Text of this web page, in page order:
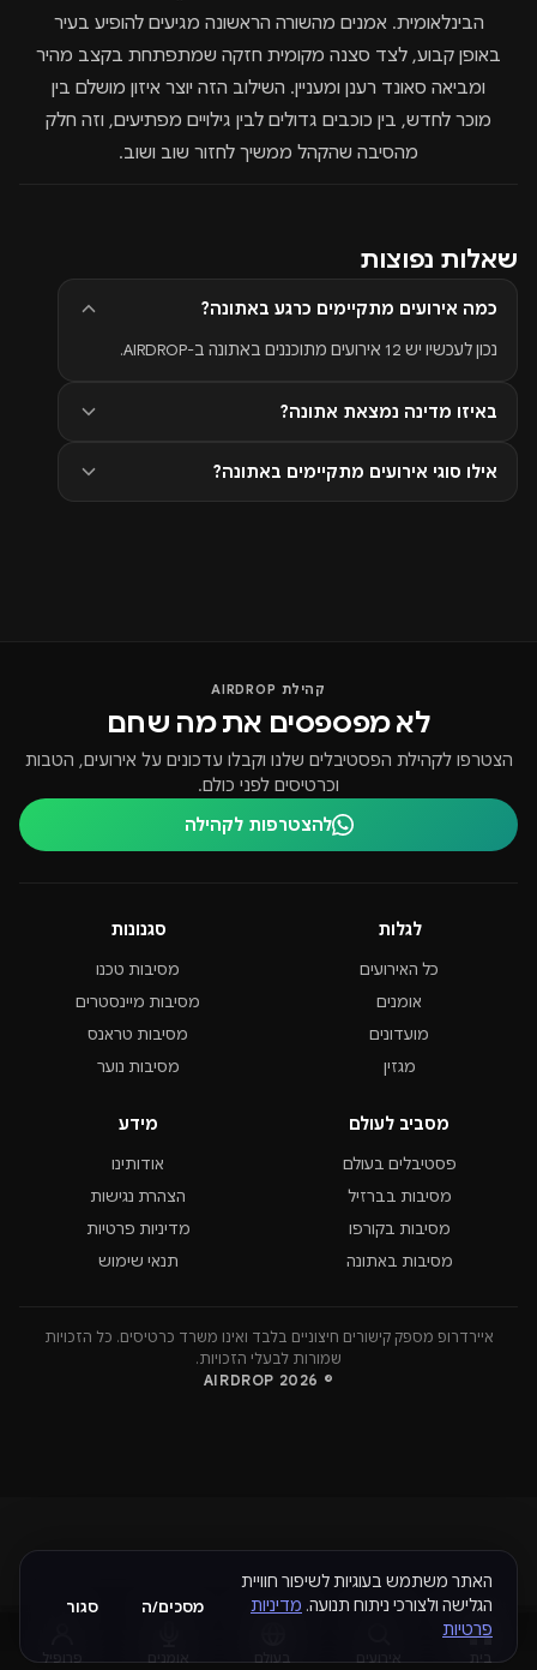
הבינלאומית. אמנים מהשורה הראשונה מגיעים להופיע בעיר
באופן קבוע, לצד סצנה מקומית חזקה שמתפתחת בקצב מהיר
ומביאה סאונד רענן ומעניין. השילוב הזה יוצר איזון מושלם בין
מוכר לחדש, בין כוכבים גדולים לבין גילויים מפתיעים, וזה חלק
מהסיבה שהקהל ממשיך לחזור שוב ושוב.
שאלות נפוצות
כמה אירועים מתקיימים כרגע באתונה?
נכון לעכשיו יש 12 אירועים מתוכננים באתונה ב-AIRDROP.
באיזו מדינה נמצאת אתונה?
אילו סוגי אירועים מתקיימים באתונה?
קהילת AIRDROP
לא מפספסים את מה שחם
הצטרפו לקהילת הפסטיבלים שלנו וקבלו עדכונים על אירועים, הטבות
וכרטיסים לפני כולם.
להצטרפות לקהילה
לגלות
כל האירועים
אומנים
מועדונים
מגזין
סגנונות
מסיבות טכנו
מסיבות מיינסטרים
מסיבות טראנס
מסיבות נוער
מסביב לעולם
פסטיבלים בעולם
מסיבות בברזיל
מסיבות בקורפו
מסיבות באתונה
מידע
אודותינו
הצהרת נגישות
מדיניות פרטיות
תנאי שימוש
איירדרופ מספק קישורים חיצוניים בלבד ואינו משרד כרטיסים. כל הזכויות
שמורות לבעלי הזכויות.
© 2026 AIRDROP
בית אירועים בעולם אומנים פרופיל
האתר משתמש בעוגיות לשיפור חוויית
הגלישה ולצורכי ניתוח תנועה. מדיניות
פרטיות
מסכים/ה סגור